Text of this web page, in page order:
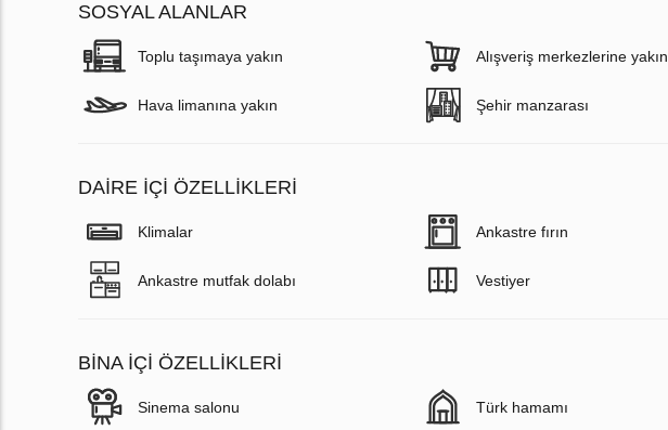
SOSYAL ALANLAR
Toplu taşımaya yakın Alışveriş merkezlerine yakın
Hava limanına yakın Şehir manzarası
DAIRE IÇI ÖZELLIKLERI
Klimalar Ankastre fırın
Ankastre mutfak dolabı Vestiyer
BINA İÇI ÖZELLIKLERI
Sinema salonu Türk hamamı